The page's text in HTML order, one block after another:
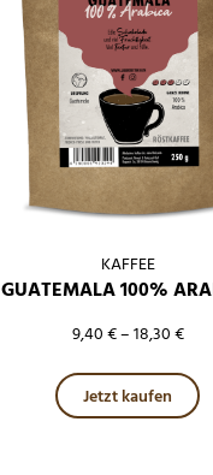
KAFFEE
GUATEMALA 100%
9,40€–18,30€
Jetzt kaufen